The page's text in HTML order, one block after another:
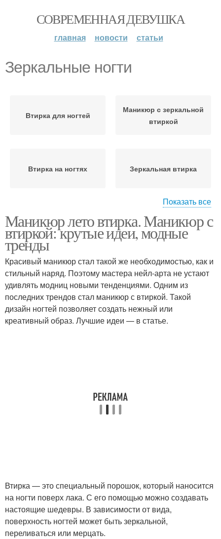
СОВРЕМЕННАЯ ДЕВУШКА
главная новости статьи
Зеркальные ногти
Втирка для ногтей
Маникюр с зеркальной
втиркой
Втирка на ногтях Зеркальная втирка
втиркой
Показать все
Маникюр лето втирка. Маникюр с
втиркой: крутые идеи, модные
тренды
Красивый маникюр стал такой же необходимостью, как и
стильный наряд. Поэтому мастера нейл-арта не устают
удивлять модниц новыми тенденциями. Одним из
последних трендов стал маникюр с втиркой. Такой
дизайн ногтей позволяет создать нежный или
креативный образ. Лучшие идеи — в статье.
Втирка — это специальный порошок, который наносится
на ногти поверх лака. С его помощью можно создавать
настоящие шедевры. В зависимости от вида,
поверхность ногтей может быть зеркальной,
переливаться или мерцать.